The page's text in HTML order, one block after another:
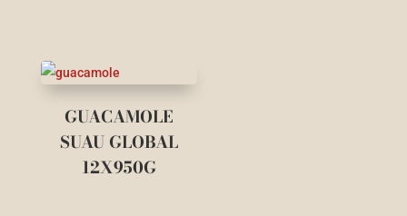
GUACAMOLE
SUAU GLOBAL
12X950G